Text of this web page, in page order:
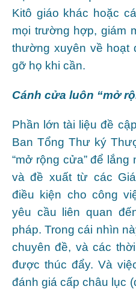
Kitô giáo khác hoặc
mọi trường hợp, giám
thường xuyên về hoạt
gỡ họ khi cần.
Cánh cửa luôn “mở
Phần lớn tài liệu đề
Ban Tổng Thư ký
“mở rộng cửa” để
và đề xuất từ các
điều kiện cho công
yêu cầu liên quan
pháp. Trong cái nhìn
chuyên đề, và các
được thúc đẩy. Và
đánh giá cấp châu lục